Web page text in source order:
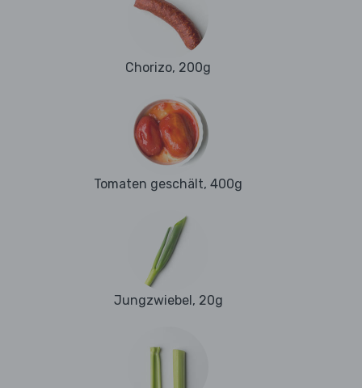
Chorizo, 200g
Tomaten geschält, 400g
Jungzwiebel, 20g